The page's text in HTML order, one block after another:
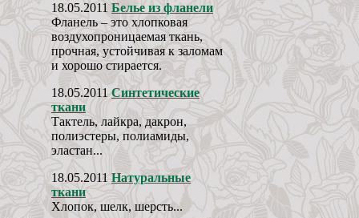
18.05.2011 Белье из фланели
Фланель – это хлопковая
воздухопроницаемая ткань,
прочная, устойчивая к заломам
и хорошо стирается.
18.05.2011 Синтетические
ткани
Тактель, лайкра, дакрон,
полиэстеры, полиамиды,
эластан...
18.05.2011 Натуральные
ткани
Хлопок, шелк, шерсть...